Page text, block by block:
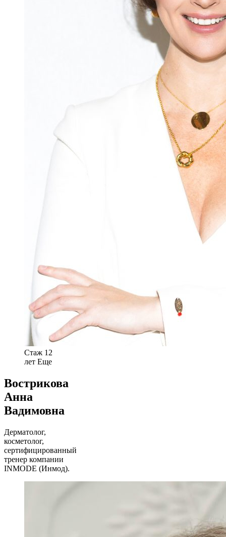
Стаж 12
лет Еще
Вострикова
Анна
Вадимовна
Дерматолог,
косметолог,
сертифицированный
тренер компании
INMODE (Инмод).